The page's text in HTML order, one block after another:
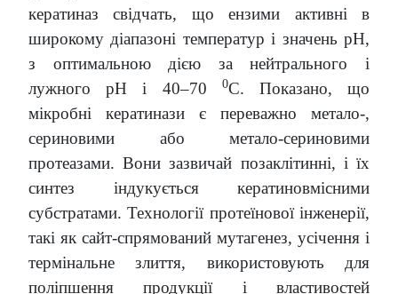
кератиназ свідчать, що ензими активні в
широкому діапазоні температур і значень pH,
з оптимальною дією за нейтрального і
лужного pH і 40–70
0C. Показано, що
мікробні кератинази є переважно метало-,
сериновими або метало-сериновими
протеазами. Вони зазвичай позаклітинні, і їх
синтез індукується кератиновмісними
субстратами. Технології протеїнової інженерії,
такі як сайт-спрямований мутагенез, усічення і
термінальне злиття, використовують для
поліпшення продукції і властивостей